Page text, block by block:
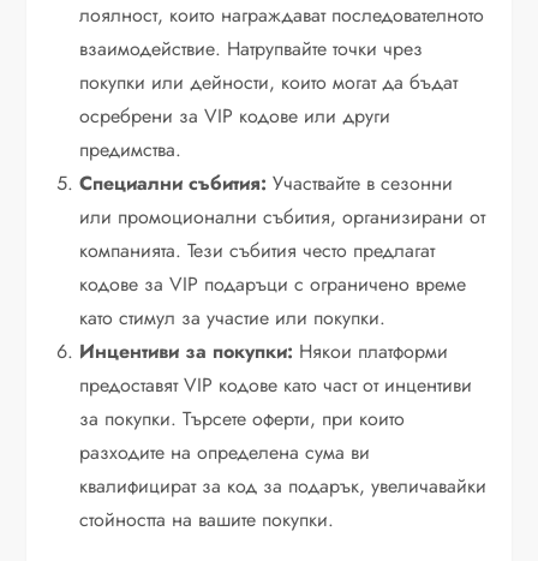
лоялност, които награждават последователното
взаимодействие. Натрупвайте точки чрез
покупки или дейности, които могат да бъдат
осребрени за VIP кодове или други
предимства.
Специални събития: Участвайте в сезонни
или промоционални събития, организирани от
компанията. Тези събития често предлагат
кодове за VIP подаръци с ограничено време
като стимул за участие или покупки.
Инцентиви за покупки: Някои платформи
предоставят VIP кодове като част от инцентиви
за покупки. Търсете оферти, при които
разходите на определена сума ви
квалифицират за код за подарък, увеличавайки
стойността на вашите покупки.